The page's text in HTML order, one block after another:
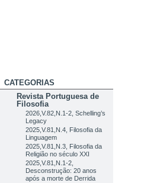
CATEGORIAS
Revista Portuguesa de
Filosofia
2026,V.82,N.1-2, Schelling’s
Legacy
2025,V.81,N.4, Filosofia da
Linguagem
2025,V.81,N.3, Filosofia da
Religião no século XXI
2025,V.81,N.1-2,
Desconstrução: 20 anos
após a morte de Derrida